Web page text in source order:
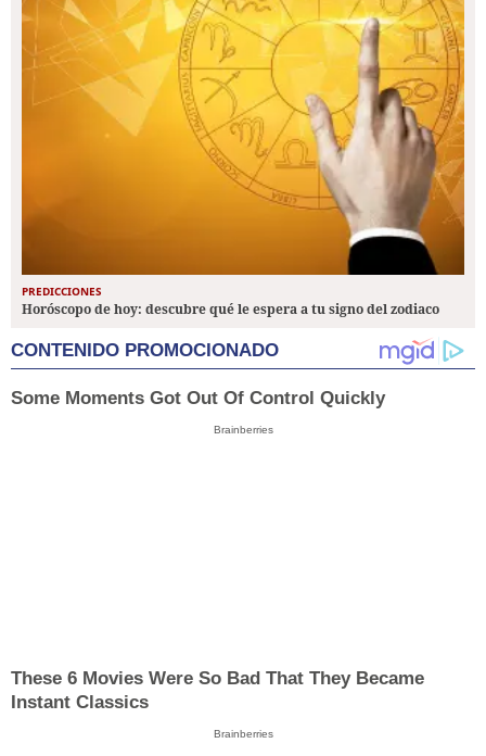
PREDICCIONES
Horóscopo de hoy: descubre qué le espera a tu signo del zodiaco
CONTENIDO PROMOCIONADO
Some Moments Got Out Of Control Quickly
Brainberries
These 6 Movies Were So Bad That They Became
Instant Classics
Brainberries